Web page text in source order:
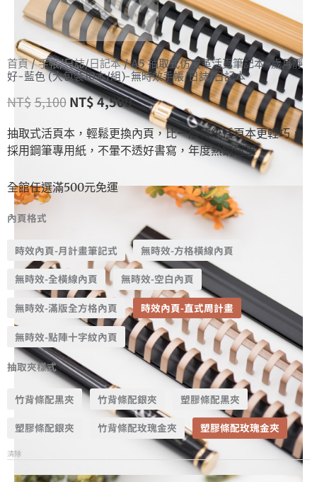
首頁/手帳/日誌/日記本/ A5 抽取式仿皮革活頁筆記本-歲月靜
好-藍色 (大包裝10本/組)-無時效手帳/日誌/日記本
NT$5,100 NT$4,500
抽取式活頁本，輕鬆更換內頁，比一般傳統活頁本更輕巧，
採用鋼筆專用紙，不暈不透好書寫，年度熱銷冠軍
全館任選滿500元免運
內頁格式
時效內頁-月計畫筆記式 無時效-方格橫線內頁
無時效-全橫線內頁 無時效-空白內頁
無時效-滿版全方格內頁 時效內頁-直式周計畫
無時效-點陣十字紋內頁
抽取夾樣式
竹背條配黑夾 竹背條配銀夾 塑膠條配黑夾
塑膠條配銀夾 竹背條配玫瑰金夾 塑膠條配玫瑰金夾
清除